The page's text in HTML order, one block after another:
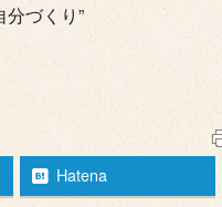
づくり”
Hatena